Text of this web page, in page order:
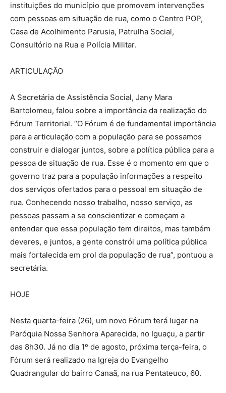
instituições do município que promovem intervenções
com pessoas em situação de rua, como o Centro POP,
Casa de Acolhimento Parusia, Patrulha Social,
Consultório na Rua e Polícia Militar.
ARTICULAÇÃO
A Secretária de Assistência Social, Jany Mara
Bartolomeu, falou sobre a importância da realização do
Fórum Territorial. “O Fórum é de fundamental importância
para a articulação com a população para se possamos
construir e dialogar juntos, sobre a política pública para a
pessoa de situação de rua. Esse é o momento em que o
governo traz para a população informações a respeito
dos serviços ofertados para o pessoal em situação de
rua. Conhecendo nosso trabalho, nosso serviço, as
pessoas passam a se conscientizar e começam a
entender que essa população tem direitos, mas também
deveres, e juntos, a gente constrói uma política pública
mais fortalecida em prol da população de rua”, pontuou a
secretária.
HOJE
Nesta quarta-feira (26), um novo Fórum terá lugar na
Paróquia Nossa Senhora Aparecida, no Iguaçu, a partir
das 8h30. Já no dia 1º de agosto, próxima terça-feira, o
Fórum será realizado na Igreja do Evangelho
Quadrangular do bairro Canaã, na rua Pentateuco, 60.